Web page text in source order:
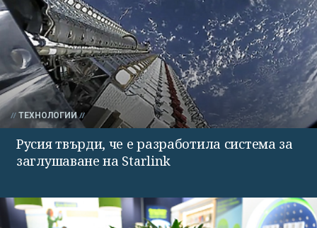
ТЕХНОЛОГИИ
Русия твърди, че е разработила система за
заглушаване на Starlink